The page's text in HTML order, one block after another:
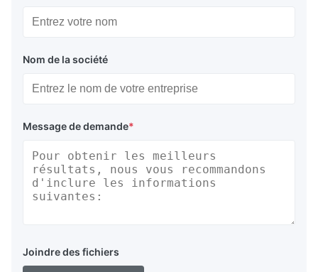
Nom de la société
Message de demande*
Joindre des fichiers